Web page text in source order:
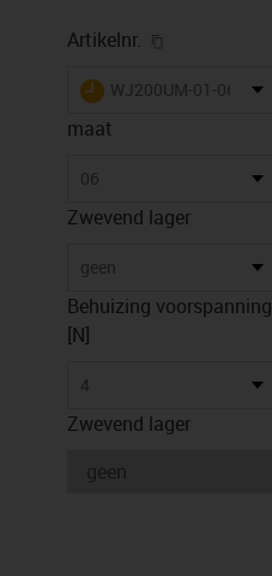
Artikelnr.
igus-icon-lieferzeit
WJ200UM-01-06-P40
maat
06
Zwevend lager
geen
Behuizing voorspanning
[N]
4
Zwevend lager